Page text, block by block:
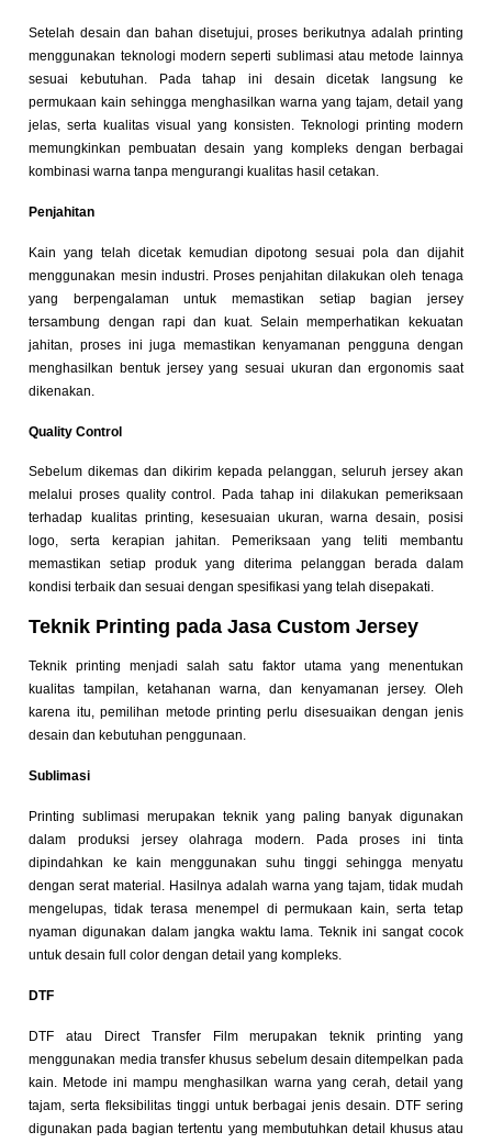
Setelah desain dan bahan disetujui, proses berikutnya adalah printing
menggunakan teknologi modern seperti sublimasi atau metode lainnya
sesuai kebutuhan. Pada tahap ini desain dicetak langsung ke
permukaan kain sehingga menghasilkan warna yang tajam, detail yang
jelas, serta kualitas visual yang konsisten. Teknologi printing modern
memungkinkan pembuatan desain yang kompleks dengan berbagai
kombinasi warna tanpa mengurangi kualitas hasil cetakan.
Penjahitan
Kain yang telah dicetak kemudian dipotong sesuai pola dan dijahit
menggunakan mesin industri. Proses penjahitan dilakukan oleh tenaga
yang berpengalaman untuk memastikan setiap bagian jersey
tersambung dengan rapi dan kuat. Selain memperhatikan kekuatan
jahitan, proses ini juga memastikan kenyamanan pengguna dengan
menghasilkan bentuk jersey yang sesuai ukuran dan ergonomis saat
dikenakan.
Quality Control
Sebelum dikemas dan dikirim kepada pelanggan, seluruh jersey akan
melalui proses quality control. Pada tahap ini dilakukan pemeriksaan
terhadap kualitas printing, kesesuaian ukuran, warna desain, posisi
logo, serta kerapian jahitan. Pemeriksaan yang teliti membantu
memastikan setiap produk yang diterima pelanggan berada dalam
kondisi terbaik dan sesuai dengan spesifikasi yang telah disepakati.
Teknik Printing pada Jasa Custom Jersey
Teknik printing menjadi salah satu faktor utama yang menentukan
kualitas tampilan, ketahanan warna, dan kenyamanan jersey. Oleh
karena itu, pemilihan metode printing perlu disesuaikan dengan jenis
desain dan kebutuhan penggunaan.
Sublimasi
Printing sublimasi merupakan teknik yang paling banyak digunakan
dalam produksi jersey olahraga modern. Pada proses ini tinta
dipindahkan ke kain menggunakan suhu tinggi sehingga menyatu
dengan serat material. Hasilnya adalah warna yang tajam, tidak mudah
mengelupas, tidak terasa menempel di permukaan kain, serta tetap
nyaman digunakan dalam jangka waktu lama. Teknik ini sangat cocok
untuk desain full color dengan detail yang kompleks.
DTF
DTF atau Direct Transfer Film merupakan teknik printing yang
menggunakan media transfer khusus sebelum desain ditempelkan pada
kain. Metode ini mampu menghasilkan warna yang cerah, detail yang
tajam, serta fleksibilitas tinggi untuk berbagai jenis desain. DTF sering
digunakan pada bagian tertentu yang membutuhkan detail khusus atau